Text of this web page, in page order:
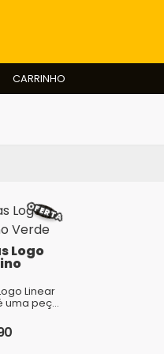
CARRINHO
OFERTA
Logo
Linear
uma peça